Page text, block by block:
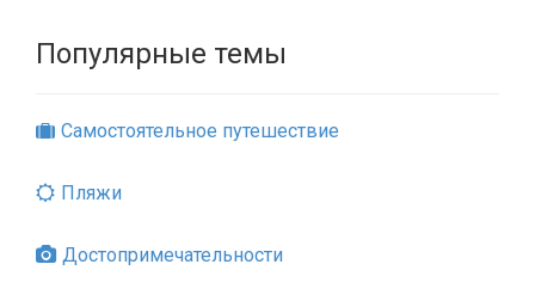
Популярные темы
Самостоятельное путешествие
Пляжи
Достопримечательности